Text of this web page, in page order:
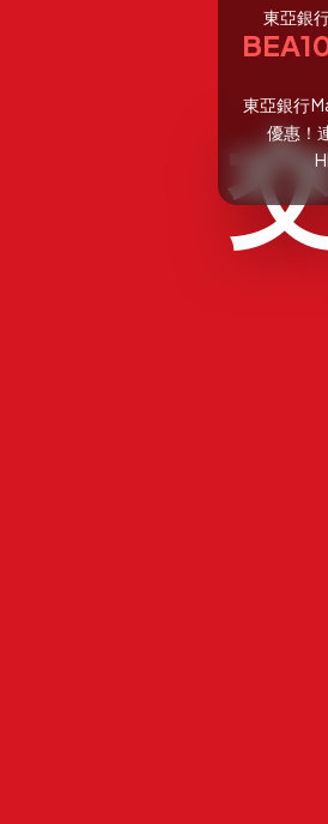
東亞銀
東亞銀行
優惠！